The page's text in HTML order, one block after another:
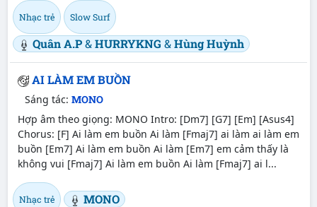
Nhạc trẻ Slow Surf
Quân A.P&HURRYKNG &Hùng Huỳnh
AI LÀM EM BUỒN
Sáng tác: MONO
Hợp âm theo giọng: MONO Intro: [Dm7] [G7] [Em] [Asus4]
Chorus: [F] Ai làm em buồn Ai làm [Fmaj7] ai làm ai làm em
buồn [Em7] Ai làm em buồn Ai làm [Em7] em cảm thấy là
không vui [Fmaj7] Ai làm em buồn Ai làm [Fmaj7] ai l...
Nhạc trẻ MONO